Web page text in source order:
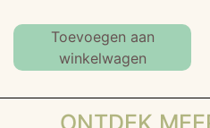
Toevoegen aan
winkelwagen